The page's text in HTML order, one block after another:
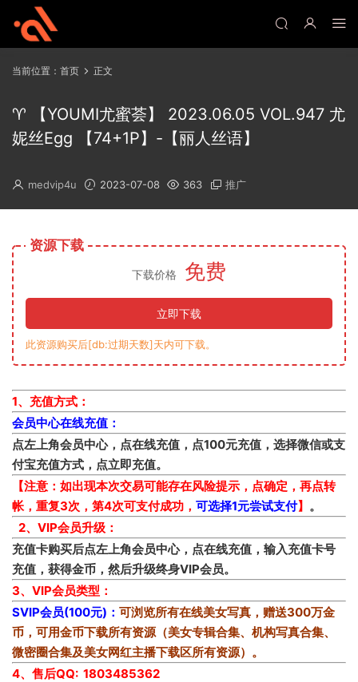
当前位置： 首页 正文
♈ 【YOUMI尤蜜荟】 2023.06.05 VOL.947 尤
妮丝Egg 【74+1P】-【丽人丝语】
medvip4u 2023-07-08 363 推广
资源下载
下载价格 免费
立即下载
此资源购买后[db:过期天数]天内可下载。
1、充值方式：
会员中心在线充值：
点左上角会员中心，点在线充值，点100元充值，选择微信或支
付宝充值方式，点立即充值。
【注意：如出现本次交易可能存在风险提示，点确定，再点转
帐，重复3次，第4次可支付成功， 可选择1元尝试支付】 。
2、VIP会员升级：
充值卡购买后点左上角会员中心，点在线充值，输入充值卡号
充值，获得金币，然后升级终身VIP会员。
3、VIP会员类型：
SVIP会员(100元)： 可浏览所有在线美女写真，赠送300万金
币，可用金币下载所有资源（美女专辑合集、机构写真合集、
微密圈合集及美女网红主播下载区所有资源）。
4、售后QQ: 1803485362